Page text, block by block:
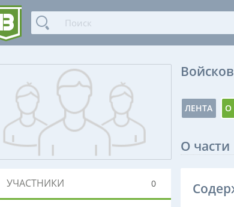
УЧАСТНИКИ 0
ЛЕНТА О
О части